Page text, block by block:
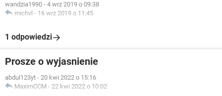
wandzia1990 - 4 wrz 2019 o 09:38
michvl - 16 wrz 2019 o 11:45
1 odpowiedzi
Prosze o wyjasnienie
abdul123yt - 20 kwi 2022 o 15:16
MaximCCM - 22 kwi 2022 o 10:02